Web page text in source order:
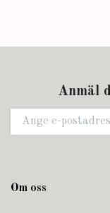
Anmäl
Om oss